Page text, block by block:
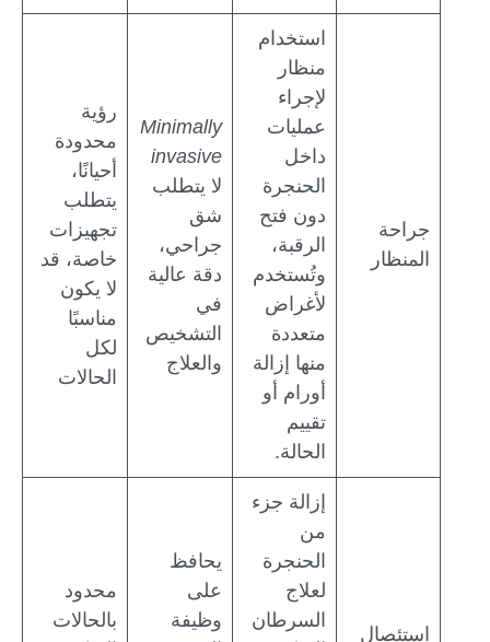
جراحة
المنظار
استخدام
منظار
لإجراء
عمليات
داخل
الحنجرة
دون فتح
الرقبة،
وتُستخدم
لأغراض
متعددة
منها إزالة
أورام أو
تقييم
الحالة.
Minimally
invasive
لا يتطلب
شق
جراحي،
دقة عالية
في
التشخيص
والعلاج
رؤية
محدودة
أحيانًا،
يتطلب
تجهيزات
خاصة، قد
لا يكون
مناسبًا
لكل
الحالات
استئصال
إزالة جزء
من
الحنجرة
لعلاج
السرطان
يحافظ
على
وظيفة
محدود
بالحالات